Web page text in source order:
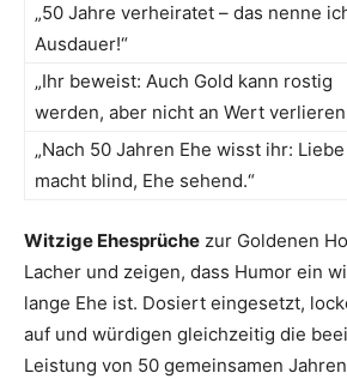
„50 Jahre verheiratet – das nenne
Ausdauer!“
„Ihr beweist: Auch Gold kann rostig
werden, aber nicht an Wert
„Nach 50 Jahren Ehe wisst ihr: Liebe
macht blind, Ehe sehend.“
Witzige Ehesprüche zur Goldenen
Lacher und zeigen, dass Humor ein
lange Ehe ist. Dosiert eingesetzt,
auf und würdigen gleichzeitig die
Leistung von 50 gemeinsamen